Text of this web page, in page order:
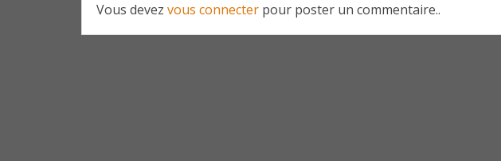
Vous devez vous connecter pour poster un commentaire..